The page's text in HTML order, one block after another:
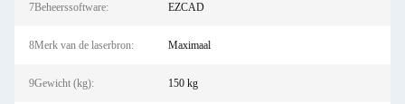
7Beheerssoftware: EZCAD
8Merk van de laserbron: Maximaal
9Gewicht (kg): 150 kg